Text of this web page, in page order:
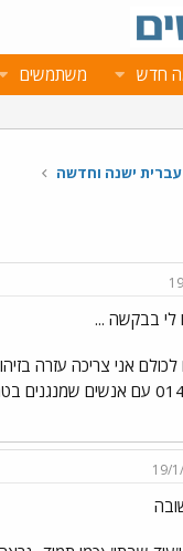
חדש משתמשים
עברית ישנה וחדשה
לי בבקשה ...
19/